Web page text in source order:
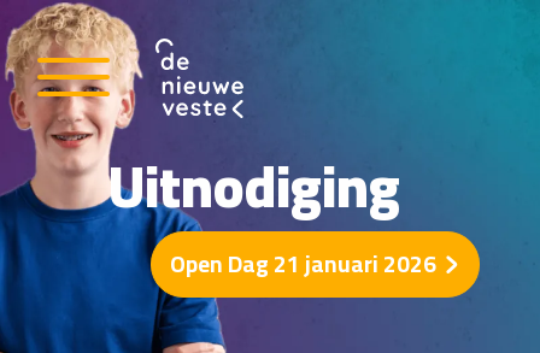
Uitnodiging
Open Dag 21 januari 2026